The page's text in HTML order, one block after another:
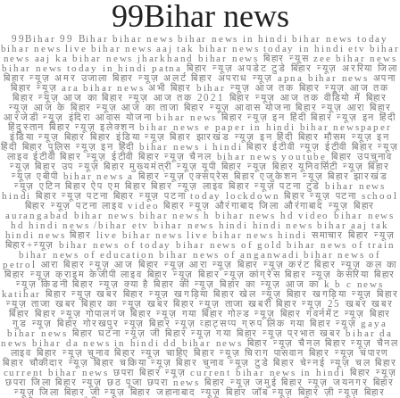
99Bihar news
99Bihar 99 Bihar bihar news bihar news in hindi bihar news today
bihar news live bihar news aaj tak bihar news today in hindi etv bihar
news aaj ka bihar news jharkhand bihar news बिहार न्यूस zee bihar news
bihar news today in hindi patna बिहार न्यूज़ अपडेट टुडे बिहार न्यूज़ अररिया जिला
बिहार न्यूज़ अमर उजाला बिहार न्यूज़ अलर्ट बिहार अपराध न्यूज़ apna bihar news अपना
बिहार न्यूज़ ara bihar news अभी बिहार bihar न्यूज़ आज तक बिहार न्यूज़ आज तक
बिहार न्यूज़ आज का बिहार न्यूज़ आज तक 2021 बिहार न्यूज़ आज तक वीडियो में बिहार
न्यूज़ आज के बिहार न्यूज़ आज का ताजा बिहार न्यूज़ आवास योजना बिहार न्यूज़ आरा बिहार
आरजेडी न्यूज़ इंदिरा आवास योजना bihar news बिहार न्यूज़ इन हिंदी बिहार न्यूज़ इन हिंदी
हिंदुस्तान बिहार न्यूज़ इलेक्शन bihar news e paper in hindi bihar newspaper
इंडिया न्यूज़ बिहार बिहार इंडिया न्यूज़ बिहार झारखंड न्यूज़ इन हिंदी बिहार मौसम न्यूज़ इन
हिंदी बिहार पुलिस न्यूज़ इन हिंदी bihar news i hindi बिहार ईटीवी न्यूज़ ईटीवी बिहार न्यूज़
लाइव ईटीवी बिहार न्यूज़ ईटीवी बिहार न्यूज़ चैनल bihar news youtube बिहार उपचुनाव
न्यूज़ बिहार उप न्यूज़ बिहार मुख्यमंत्री न्यूज़ यूपी बिहार न्यूज़ बिहार यूनिवर्सिटी न्यूज़ बिहार
न्यूज़ एबीपी bihar news a बिहार न्यूज़ एक्सप्रेस बिहार एजुकेशन न्यूज़ बिहार झारखंड
न्यूज़ एटिन बिहार ऐप एम बिहार बिहार न्यूज़ लाइव बिहार न्यूज़ पटना टुडे bihar news
hindi बिहार न्यूज़ पटना बिहार न्यूज़ पटना today lockdown बिहार न्यूज़ पटना school
बिहार न्यूज़ पटना लाइव video बिहार न्यूज़ औरंगाबाद जिला औरंगाबाद न्यूज़ बिहार
aurangabad bihar news bihar news h bihar news hd video bihar news
hd hindi news /bihar etv bihar news hindi hindi news bihar aaj tak
hindi news बिहार live bihar news live bihar news hindi समाचार बिहार न्यूज़
बिहार+न्यूज़ bihar news of today bihar news of gold bihar news of train
bihar news of education bihar news of anganwadi bihar news of
petrol आरा बिहार न्यूज़ आज बिहार न्यूज़ आरा न्यूज़ बिहार न्यूज़ करंट बिहार न्यूज़ कल का
बिहार न्यूज़ क्राइम केजीपी लाइव बिहार न्यूज़ बिहार न्यूज़ कांग्रेस बिहार न्यूज़ केसरिया बिहार
न्यूज़ किडनी बिहार न्यूज़ क्या है बिहार की न्यूज़ बिहार का न्यूज़ आज का k b c news
katihar बिहार न्यूज़ खबर बिहार न्यूज़ खगड़िया बिहार खेल न्यूज़ बिहार खगड़िया न्यूज़ बिहार
न्यूज़ ताजा खबर बिहार का न्यूज़ खबर बिहार न्यूज़ ताजा खबरी बिहार न्यूज़ 25 खबर खबर
बिहार बिहार न्यूज़ गोपालगंज बिहार न्यूज़ गया बिहार गोल्ड न्यूज़ बिहार गवर्नमेंट न्यूज़ बिहार
गुड न्यूज़ बिहार गोरखपुर न्यूज़ बिहार न्यूज़ व्हाट्सप्प ग्रुप लिंक गया बिहार न्यूज़ gaya
bihar news बिहार घटना न्यूज़ जी बिहार न्यूज़ गया बिहार न्यूज़ प्रभात खबर bihar da
news bihar da news in hindi dd bihar news बिहार न्यूज़ चैनल बिहार न्यूज़ चैनल
लाइव बिहार न्यूज़ चुनाव बिहार न्यूज़ चाहिए बिहार न्यूज़ चिराग पासवान बिहार न्यूज़ चंपारण
बिहार चौकीदार न्यूज़ बिहार चकिया न्यूज़ बिहार चुनाव न्यूज़ टुडे बिहार चेन्नई न्यूज़ चल बिहार
current bihar news छपरा बिहार न्यूज़ current bihar news in hindi बिहार न्यूज़
छपरा जिला बिहार न्यूज़ छठ पूजा छपरा news बिहार न्यूज़ जमुई बिहार न्यूज़ जयनगर बिहार
न्यूज़ जिला बिहार जी न्यूज़ बिहार जहानाबाद न्यूज़ बिहार जॉब न्यूज़ बिहार ज़ी न्यूज़ बिहार